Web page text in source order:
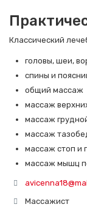
Классический
головы, шеи,
спины и
общий массаж
массаж
массаж
массаж
массаж стоп и
массаж мышц
Массажист